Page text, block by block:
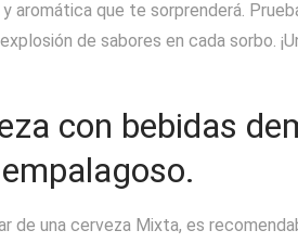
aromática que te sorprenderá.
de sabores en cada sorbo.
con bebidas
de una cerveza Mixta, es